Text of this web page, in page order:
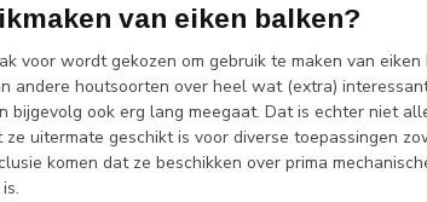
van eiken balken?
voor wordt gekozen om gebruik te maken van
andere houtsoorten over heel wat (extra)
bijgevolg ook erg lang meegaat. Dat is echter niet
uitermate geschikt is voor diverse toepassingen
komen dat ze beschikken over prima